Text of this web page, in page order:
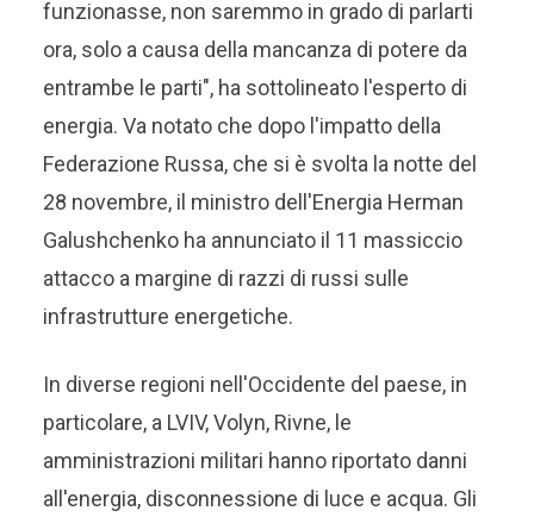
funzionasse, non saremmo in grado di parlarti
ora, solo a causa della mancanza di potere da
entrambe le parti", ha sottolineato l'esperto di
energia. Va notato che dopo l'impatto della
Federazione Russa, che si è svolta la notte del
28 novembre, il ministro dell'Energia Herman
Galushchenko ha annunciato il 11 massiccio
attacco a margine di razzi di russi sulle
infrastrutture energetiche.
In diverse regioni nell'Occidente del paese, in
particolare, a LVIV, Volyn, Rivne, le
amministrazioni militari hanno riportato danni
all'energia, disconnessione di luce e acqua. Gli